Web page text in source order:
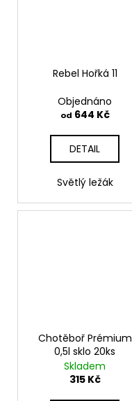
Rebel Hořká 11
Objednáno
od 644 Kč
DETAIL
Světlý ležák
Chotěboř Prémium
0,5l sklo 20ks
Skladem
315 Kč